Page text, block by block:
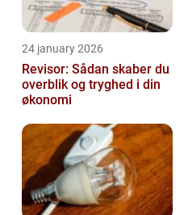
24 january 2026
Revisor: Sådan skaber du
overblik og tryghed i din
økonomi